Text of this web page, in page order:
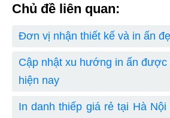
Chủ đề liên quan:
Đơn vị nhận thiết kế và in ấn
Cập nhật xu hướng in ấn
hiện nay
In danh thiếp giá rẻ tại Hà